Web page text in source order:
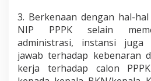
3. Berkenaan dengan hal-
NIP PPPK selain
administrasi, instansi juga
jawab terhadap kebenaran
kerja terhadap calon